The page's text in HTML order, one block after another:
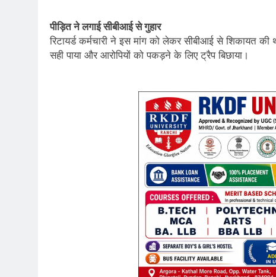
पीड़ित ने लगाई सीबीआई से गुहार
रिटायर्ड कर्मचारी ने इस मांग को लेकर सीबीआई से शिकायत
सही पाया और आरोपियों को पकड़ने के लिए ट्रैप बिछाया।